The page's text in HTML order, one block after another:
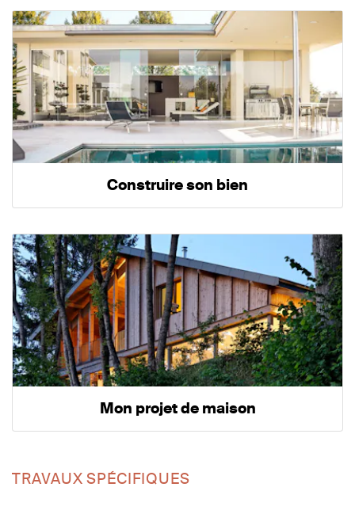
Construire son bien
Mon projet de maison
TRAVAUX SPÉCIFIQUES